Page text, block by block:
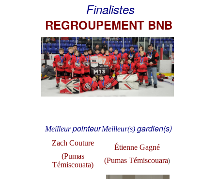
Finalistes
REGROUPEMENT BNB
MeilleurpointeurMeilleur(s) gardien(s)
Zach Couture
(Pumas
Témiscouata)
Étienne Gagné
(Pumas Témiscouara)